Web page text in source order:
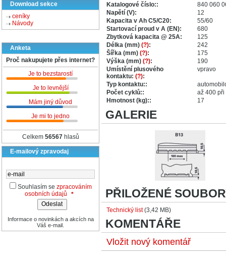
Download sekce
ceníky
Návody
Anketa
Proč nakupujete přes internet?
Je to bezstarostí
Je to levnější
Mám jiný důvod
Je mi to jedno
Celkem 56567hlasů
E-mailový zpravodaj
Souhlasím se zpracováním
osobních údajů
*
Informace o novinkách a akcích na
Váš e-mail.
Katalogové číslo::
840 060
Napětí (V):
12
Kapacita v Ah C5/C20:
55/60
Startovací proud v A (EN):
680
Zbytková kapacita @ 25A:
125
Délka (mm) (?):
242
Šířka (mm) (?):
175
Výška (mm) (?):
190
Umístění plusového
kontaktu: (?):
vpravo
Typ kontaktu::
Počet cyklů::
až 400
Hmotnost (kg)::
17
GALERIE
PŘILOŽENÉ
Technický list(3,42 MB)
KOMENTÁŘE
Vložit nový komentář